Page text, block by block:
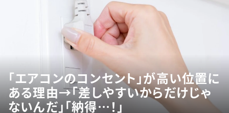
「エアコンのコンセント」が高い位置に
ある理由→「差しやすいからだけじゃ
ないんだ」「納得…！」